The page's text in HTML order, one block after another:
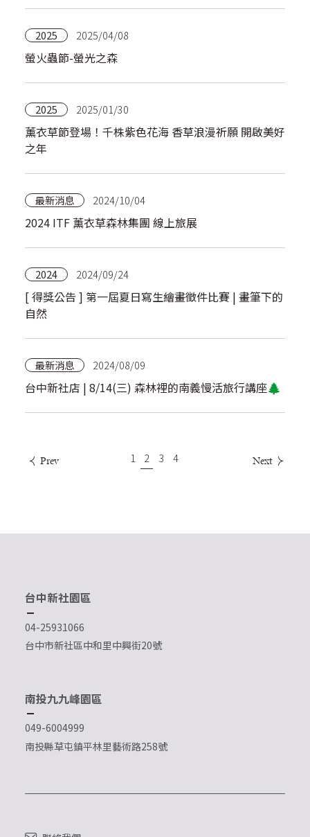
2025 2025/04/08
螢火蟲節-螢光之森
2025 2025/01/30
薰衣草節登場！千株紫色花海 香草浪漫祈願 開啟美好
之年
最新消息 2024/10/04
2024 ITF 薰衣草森林集團 線上旅展
2024 2024/09/24
[ 得獎公告 ] 第一屆夏日寫生繪畫徵件比賽 | 畫筆下的
自然
最新消息 2024/08/09
台中新社店 | 8/14(三) 森林裡的南義慢活旅行講座🌲
Prev 1 2 3 4 Next
台中新社園區
04-25931066
台中市新社區中和里中興街20號
南投九九峰園區
049-6004999
南投縣草屯鎮平林里藝術路258號